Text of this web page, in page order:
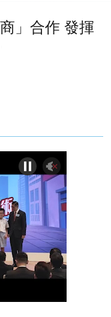
」合作 發揮